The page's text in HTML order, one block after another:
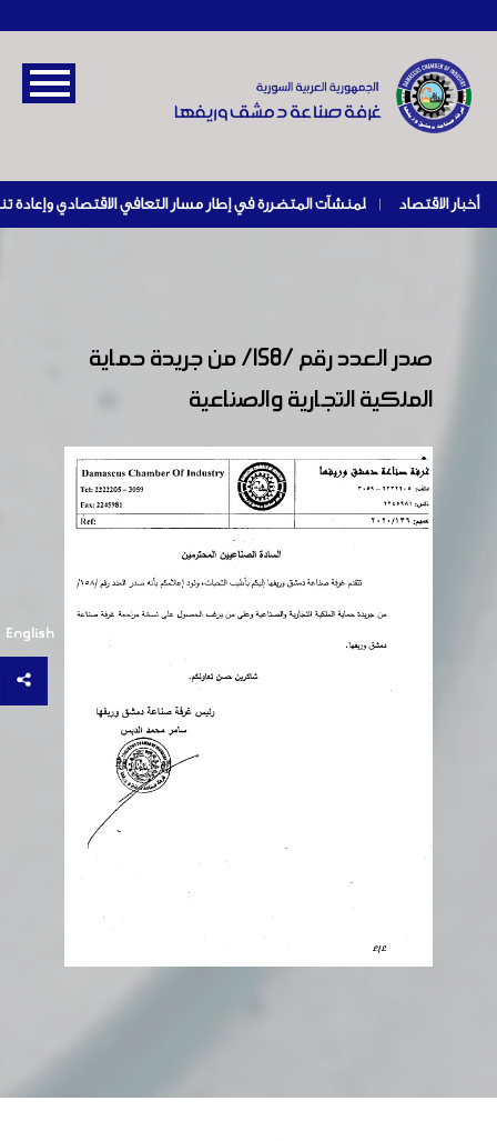
أخبار الاقتصاد |
English
صدر العدد رقم /158/ من جريدة حماية
الملكية التجارية والصناعية